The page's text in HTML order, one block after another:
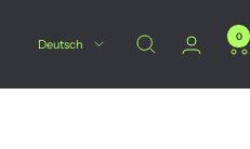
Sprache
Deutsch
0